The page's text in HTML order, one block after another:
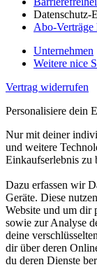
Datenschutz-
Abo-Verträge
Unternehmen
Weitere nice
Vertrag widerrufen
Personalisiere dein
Nur mit deiner
und weitere
Einkaufserlebnis zu
Dazu erfassen wir
Geräte. Diese
Website und um dir
sowie zur Analyse
deine
dir über deren
du deren Dienste